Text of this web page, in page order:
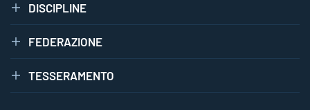
DISCIPLINE
FEDERAZIONE
TESSERAMENTO